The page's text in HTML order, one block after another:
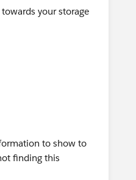
your storage
to show to
finding this